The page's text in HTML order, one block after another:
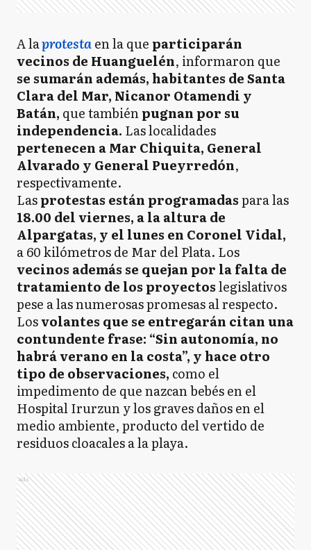
A laprotestaen la que participarán
vecinos de Huanguelén, informaron que
se sumarán además, habitantes de Santa
Clara del Mar, Nicanor Otamendi y
Batán, que tambiénpugnan por su
independencia. Las localidades
pertenecen a Mar Chiquita, General
Alvarado y General Pueyrredón,
respectivamente.
Lasprotestas están programadaspara las
18.00 del viernes, a la altura de
Alpargatas, y el lunes en Coronel Vidal,
a 60 kilómetros de Mar del Plata. Los
vecinos además se quejan por la falta de
tratamiento de los proyectoslegislativos
pese a las numerosas promesas al respecto.
Losvolantes que se entregarán citan una
contundente frase: “Sin autonomía, no
habrá verano en la costa”, y hace otro
tipo de observaciones, como el
impedimento de que nazcan bebés en el
Hospital Irurzun y los graves daños en el
medio ambiente, producto del vertido de
residuos cloacales a la playa.
Ads